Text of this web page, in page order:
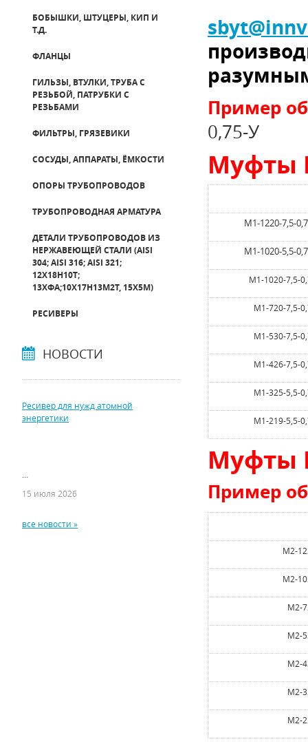
БОБЫШКИ, ШТУЦЕРЫ, КИП И
Т.Д.
ФЛАНЦЫ
ГИЛЬЗЫ, ВТУЛКИ, ТРУБА С
РЕЗЬБОЙ, ПАТРУБКИ С
РЕЗЬБАМИ
ФИЛЬТРЫ, ГРЯЗЕВИКИ
СОСУДЫ, АППАРАТЫ, ЁМКОСТИ
ОПОРЫ ТРУБОПРОВОДОВ
ТРУБОПРОВОДНАЯ АРМАТУРА
ДЕТАЛИ ТРУБОПРОВОДОВ ИЗ
НЕРЖАВЕЮЩЕЙ СТАЛИ (AISI
304; AISI 316; AISI 321;
12Х18Н10Т;
13ХФА;10Х17Н13М2Т, 15Х5М)
РЕСИВЕРЫ
НОВОСТИ
Ресивер для нужд атомной
энергетики
15 июля 2026
все новости »
sbyt@
Пример
0,75-У
Муфты
М1-1220-7,5-
М1-1020-5,5-
М1-1020-7,5-
М1-720-7,5-
М1-530-7,5-
М1-426-7,5-
М1-325-5,5-
М1-219-5,5-
Муфты
Пример
М2-
М2-
М2-
М2-
М2-
М2-
М2-